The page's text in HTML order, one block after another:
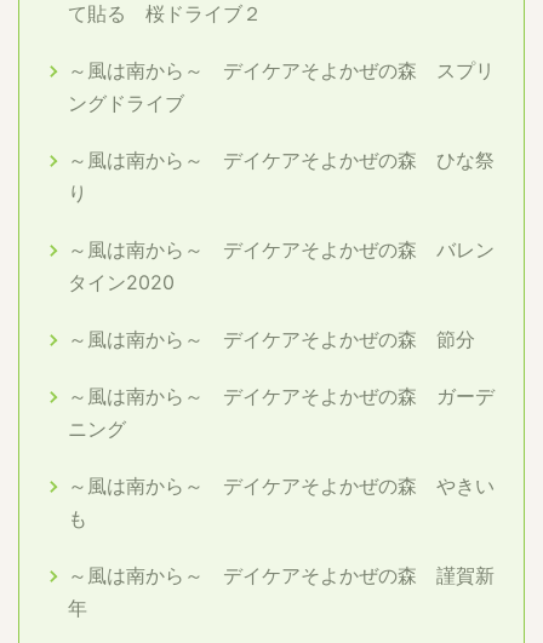
て貼る 桜ドライブ２
～風は南から～ デイケアそよかぜの森 スプリ
ングドライブ
～風は南から～ デイケアそよかぜの森 ひな祭
り
～風は南から～ デイケアそよかぜの森 バレン
タイン2020
～風は南から～ デイケアそよかぜの森 節分
～風は南から～ デイケアそよかぜの森 ガーデ
ニング
～風は南から～ デイケアそよかぜの森 やきい
も
～風は南から～ デイケアそよかぜの森 謹賀新
年